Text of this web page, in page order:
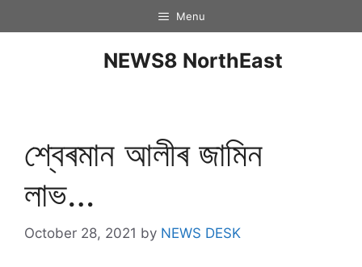
Menu
NEWS8 NorthEast
শ্বেৰমান আলীৰ জামিন
লাভ…
October 28, 2021 by NEWS DESK